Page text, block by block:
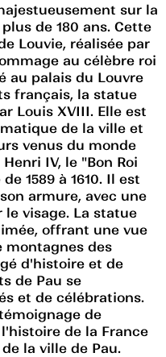
sur la
de 180 ans. Cette
Louvie, réalisée par
au célèbre roi
au palais du Louvre
français, la statue
Louis XVIII. Elle est
de la ville et
venus du monde
IV, le "Bon Roi
1589 à 1610. Il est
armure, avec une
visage. La statue
offrant une vue
montagnes des
d'histoire et de
de Pau se
et de célébrations.
de
de la France
la ville de Pau.